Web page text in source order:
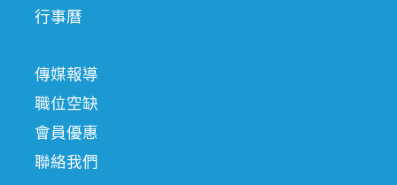
行事曆
傳媒報導
職位空缺
會員優惠
聯絡我們